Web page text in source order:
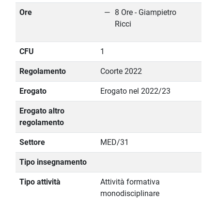
Ore
8 Ore - Giampietro
Ricci
CFU 1
Regolamento Coorte 2022
Erogato Erogato nel 2022/23
Erogato altro
regolamento
Settore MED/31
Tipo insegnamento
Tipo attività
Attività formativa
monodisciplinare